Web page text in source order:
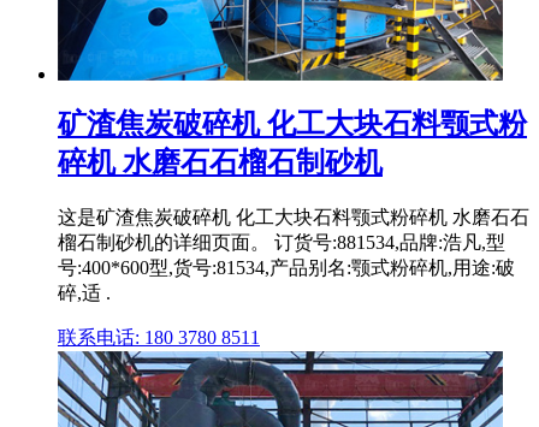
矿渣焦炭破碎机 化工大块石料颚式粉
碎机 水磨石石榴石制砂机
这是矿渣焦炭破碎机 化工大块石料颚式粉碎机 水磨石石
榴石制砂机的详细页面。 订货号:881534,品牌:浩凡,型
号:400*600型,货号:81534,产品别名:颚式粉碎机,用途:破
碎,适 .
联系电话: 180 3780 8511